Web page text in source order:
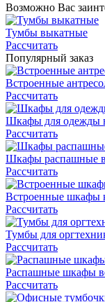
Возможно Вас
Тумбы выкатные
Рассчитать
Популярный заказ
Встроенные
Рассчитать
Шкафы для одежды
Рассчитать
Шкафы распашные
Рассчитать
Встроенные шкафы
Рассчитать
Тумбы для
Рассчитать
Распашные шкафы
Рассчитать